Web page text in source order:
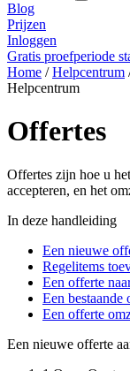
Blog‎
Prijzen
Inloggen
Gratis proefperiode
Home / Helpcentrum
Helpcentrum
Offertes
Offertes zijn hoe u
accepteren, en het
In deze handleiding
Een nieuwe
Regelitems
Een offerte
Een bestaande
Een offerte
Een nieuwe offerte